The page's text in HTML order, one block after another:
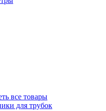
все товары
для трубок